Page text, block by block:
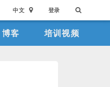
中文 登录
博客 培训视频